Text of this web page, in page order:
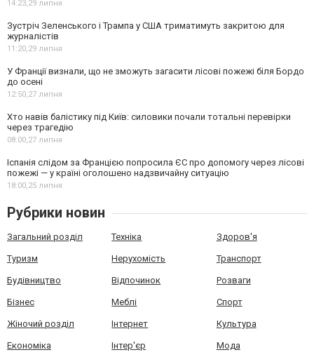
14:23,29 липня
Зустріч Зеленського і Трампа у США триматимуть закритою для
журналістів
11:20,29 липня
У Франції визнали, що не зможуть загасити лісові пожежі біля Бордо
до осені
12:50,27 липня
Хто навів балістику під Київ: силовики почали тотальні перевірки
через трагедію
08:00,27 липня
Іспанія слідом за Францією попросила ЄС про допомогу через лісові
пожежі — у країні оголошено надзвичайну ситуацію
18:00,25 липня
Рубрики новин
Загальний розділ Техніка Здоров'я
Туризм Нерухомість Транспорт
Будівництво Відпочинок Розваги
Бізнес Меблі Спорт
Жіночий розділ Інтернет Культура
Економіка Інтер'єр Мода